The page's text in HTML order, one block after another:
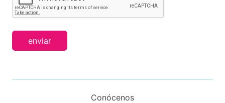
enviar
Conócenos